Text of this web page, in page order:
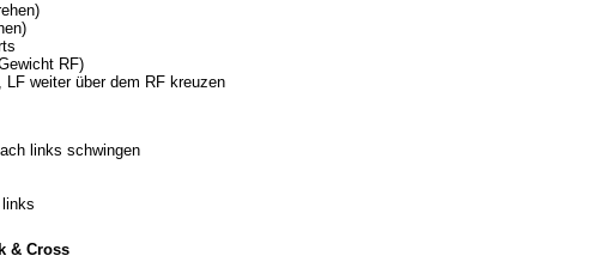
RF)
weiter über dem RF kreuzen
links schwingen
& Cross